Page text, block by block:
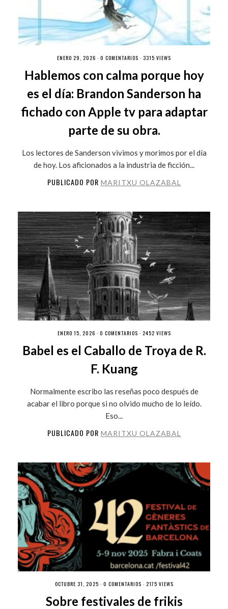
ENERO 29, 2026 · 0 COMENTARIOS · 3315 VIEWS
Hablemos con calma porque hoy
es el día: Brandon Sanderson ha
fichado con Apple tv para adaptar
parte de su obra.
Los lectores de Sanderson vivimos y morimos por el día
de hoy. Los aficionados a la industria de ficción...
PUBLICADO POR MARITXU OLAZABAL
ENERO 15, 2026 · 0 COMENTARIOS · 2452 VIEWS
Babel es el Caballo de Troya de R.
F. Kuang
Normalmente escribo las reseñas poco después de
acabar el libro porque si no olvido mucho de lo leído.
Eso...
PUBLICADO POR MARITXU OLAZABAL
OCTUBRE 31, 2025 · 0 COMENTARIOS · 2175 VIEWS
Sobre festivales de frikis